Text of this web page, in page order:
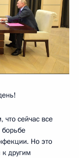
сейчас все
борьбе
Но это
другим